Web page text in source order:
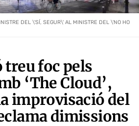
treu foc pels
‘The Cloud’,
improvisació del
dimissions
DEL \'SÍ, SEGUR\' AL MINISTRE DEL \'NO HO